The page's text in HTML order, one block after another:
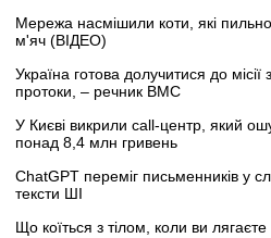
Мережа насмішили коти, які
м'яч (ВІДЕО)
Україна готова долучитися до
протоки, – речник ВМС
У Києві викрили call-центр, який
понад 8,4 млн гривень
ChatGPT переміг письменників у
тексти ШІ
Що коїться з тілом, коли ви лягаєте